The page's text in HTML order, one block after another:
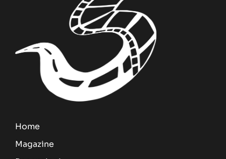
Home
Magazine